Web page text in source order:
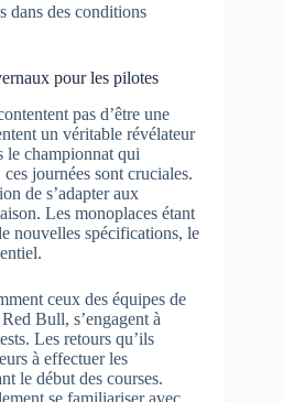
dans des conditions
pour les pilotes
pas d’être une
un véritable révélateur
le championnat qui
journées sont cruciales.
de s’adapter aux
Les monoplaces étant
nouvelles spécifications, le
ceux des équipes de
Bull, s’engagent à
Les retours qu’ils
à effectuer les
le début des courses.
se familiariser avec